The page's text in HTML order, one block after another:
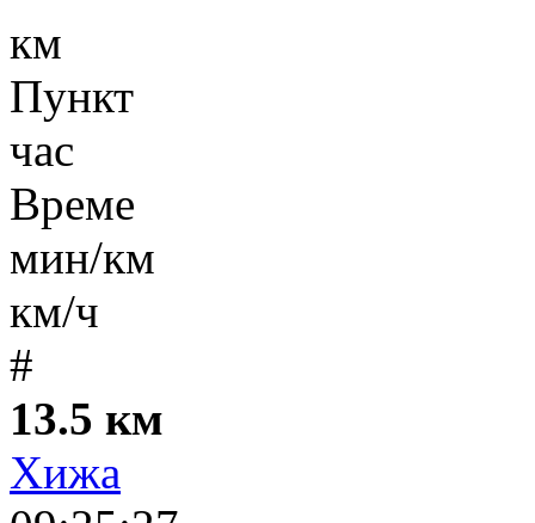
км
Пункт
час
Време
мин/км
км/ч
#
13.5 км
Хижа